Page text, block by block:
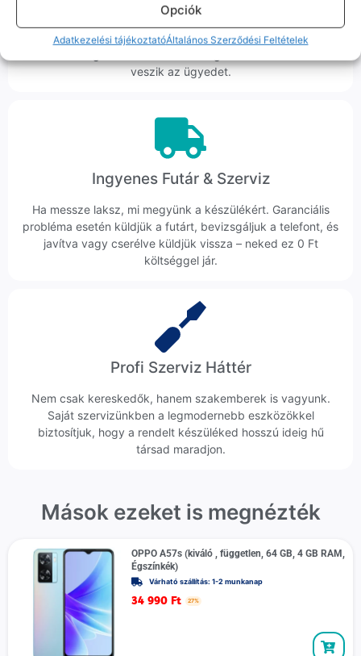
Opciók
Adatkezelési tájékoztatóÁltalános Szerződési Feltételek
Hibázni emberi dolog, de a felelősségvállalás nálunk alap.
Ha ritkán előfordul egy hiba, nem kifogásokat keresünk,
veszik az ügyedet.
Ingyenes Futár & Szerviz
Ha messze laksz, mi megyünk a készülékért. Garanciális
probléma esetén küldjük a futárt, bevizsgáljuk a telefont, és
javítva vagy cserélve küldjük vissza – neked ez 0 Ft
költséggel jár.
Profi Szerviz Háttér
Nem csak kereskedők, hanem szakemberek is vagyunk.
Saját szervizünkben a legmodernebb eszközökkel
biztosítjuk, hogy a rendelt készüléked hosszú ideig hű
társad maradjon.
Mások ezeket is megnézték
OPPO A57s (kiváló , független, 64 GB, 4 GB RAM,
Égszínkék)
Várható szállítás: 1-2 munkanap
34 990 Ft 27%